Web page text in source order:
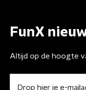
FunX
Altijd op de hoogte